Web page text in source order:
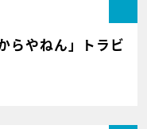
らやねん」トラビ